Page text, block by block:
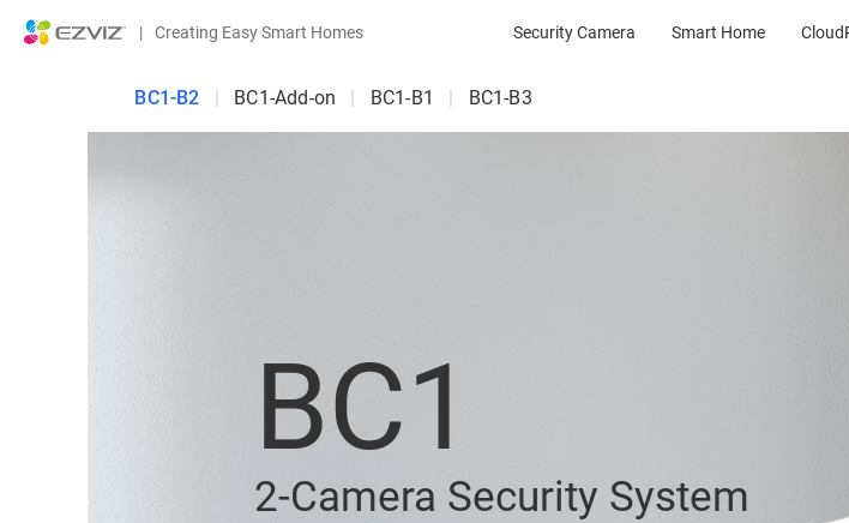
| Creating Easy Smart Homes Security Camera Smart Home
BC1-B2 | BC1-Add-on | BC1-B1 | BC1-B3
BC1
2-Camera Security System